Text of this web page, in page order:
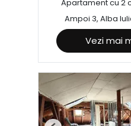
Apartament cu 2
Ampoi 3, Alba
Vezi mai